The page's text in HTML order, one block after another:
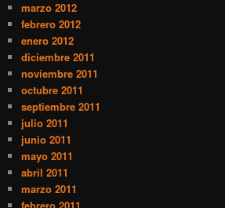
marzo 2012
febrero 2012
enero 2012
diciembre 2011
noviembre 2011
octubre 2011
septiembre 2011
julio 2011
junio 2011
mayo 2011
abril 2011
marzo 2011